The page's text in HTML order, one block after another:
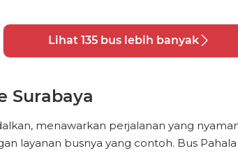
Toilet Reading Light
Lihat 135 bus lebih banyak
Surabaya
menawarkan perjalanan yang
layanan busnya yang contoh. Bus